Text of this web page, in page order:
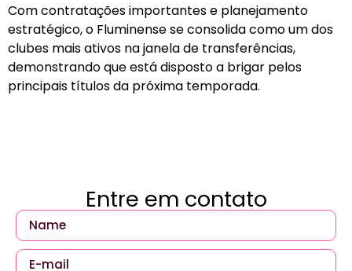
Com contratações importantes e planejamento
estratégico, o Fluminense se consolida como um dos
clubes mais ativos na janela de transferências,
demonstrando que está disposto a brigar pelos
principais títulos da próxima temporada.
Entre em contato